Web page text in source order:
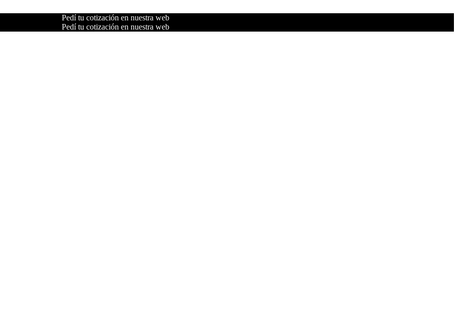
Pedí tu cotización en nuestra web
Pedí tu cotización en nuestra web